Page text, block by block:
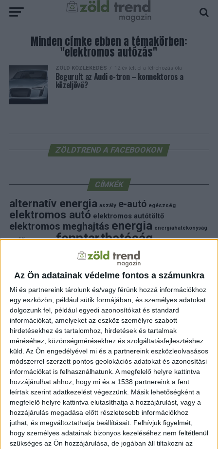
Az Ön adatainak védelme fontos a számunkra
Mi és partnereink tárolunk és/vagy férünk hozzá információkhoz
egy eszközön, például sütik formájában, és személyes adatokat
dolgozunk fel, például egyedi azonosítókat és standard
információkat, amelyeket az eszköz személyre szabott
hirdetésekhez és tartalomhoz, hirdetések és tartalmak
méréséhez, közönségmérésekhez és szolgáltatásfejlesztéshez
küld. Az Ön engedélyével mi és a partnereink eszközleolvasásos
módszerrel szerzett pontos geolokációs adatokat és azonosítási
információkat is felhasználhatunk. A megfelelő helyre kattintva
hozzájárulhat ahhoz, hogy mi és a 1538 partnereink a fent
leírtak szerint adatkezelést végezzünk. Másik lehetőségként a
megfelelő helyre kattintva elutasíthatja a hozzájárulást, vagy a
hozzájárulás megadása előtt részletesebb információkhoz
juthat, és megváltoztathatja beállításait. Felhívjuk figyelmét,
hogy személyes adatainak bizonyos kezeléséhez nem feltétlenül
szükséges az Ön hozzájárulása, de jogában áll tiltakozni az
Minden címke ebben a témakörben:
"elektromos autózás"
ZÖLD KÖZLEKEDÉS 12 év telt el a létrehozás óta
Begurult az Audi e-tron – konnektoros a
közeljövő?
ZÖLDTREND A FACEBOOKON
CÍMKÉK
alternatív energia aszály e-autó egészség
elektromos autó elektromos autótöltő
elektromos meghajtás energia energiahatékonyság
erdő fejlesztés fenntarthatóság fotovoltaikus
hulladék időjárás klímaváltozás
környezet
környezetvédelem környezetvédelmi hírek
közlekedés megújuló energia mezőgazdaság
napelemnapelemeknapenergia
naperőmű solar solar energy szelektiv hulladék természet
természetvédelem villamosenergia villanyautó víz
autó
zöld energia zöld energiaforrás zöld hirek
állatvédelem áram életmód újrahasznosítás
FRISS HÍREK
ZÖLDINFÓ 46 perc telt el a létrehozás óta
Történelmi mélypontra apadt a Duna,
beavatkozással mentik az atomerőművet
ZÖLDINFÓ 22 óra telt el a létrehozás óta
A hőség miatt veszélyesen megemelkedett a
talajközeli ózon szintje